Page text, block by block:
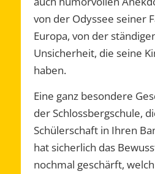
von der Odyssee seiner
Europa, von der
Unsicherheit, die seine
haben.
Eine ganz besondere
der Schlossbergschule,
Schülerschaft in Ihren
hat sicherlich das
nochmal geschärft,